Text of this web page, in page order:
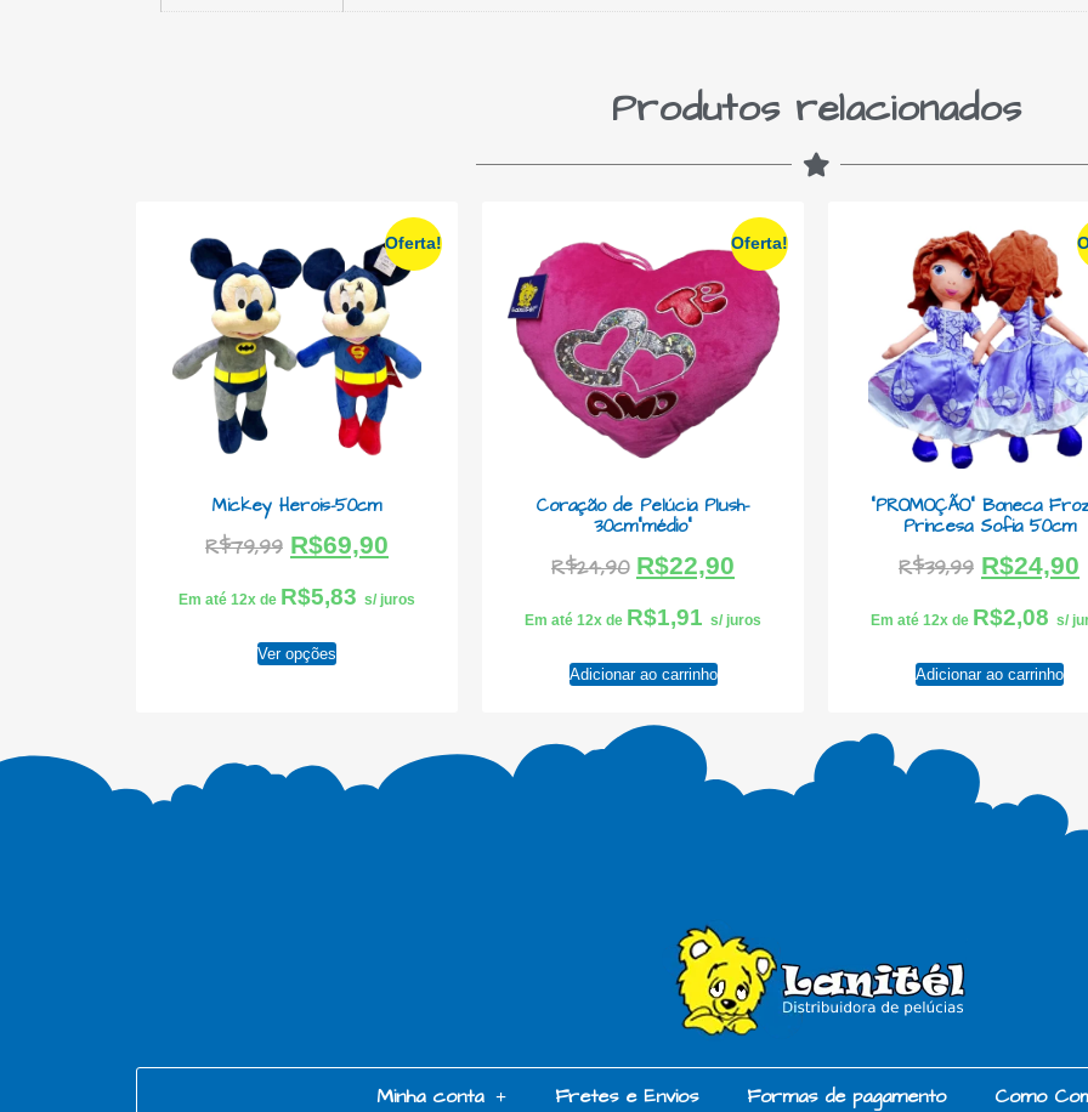
Produtos relacionados
Oferta!
Mickey Herois-50cm
R$79,99 R$69,90
Em até 12x de R$5,83 s/ juros
Ver opções
Oferta!
Coração de Pelúcia Plush-
30cm”médio”
R$24,90 R$22,90
Em até 12x de R$1,91 s/ juros
Adicionar ao carrinho
“PROMOÇÃO” Boneca
Princesa Sofia 50cm
R$39,99 R$24,90
Em até 12x de R$2,08 s/
Adicionar ao carrinho
Minha conta Fretes e Envios Formas de pagamento Como